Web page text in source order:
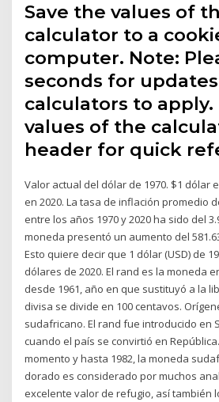
Save the values of
calculator to a
computer. Note:
seconds for
calculators to
values of the
header for quick
Valor actual del dólar de 1970. $1 dólar
en 2020. La tasa de inflación promedio
entre los años 1970 y 2020 ha sido del
moneda presentó un aumento del
Esto quiere decir que 1 dólar (USD) de
dólares de 2020. El rand es la moneda
desde 1961, año en que sustituyó a la
divisa se divide en 100 centavos.
sudafricano. El rand fue introducido en
cuando el país se convirtió en
momento y hasta 1982, la moneda
dorado es considerado por muchos
excelente valor de refugio, así también